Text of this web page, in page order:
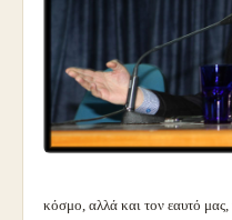
κόσμο, αλλά και τον εαυτό